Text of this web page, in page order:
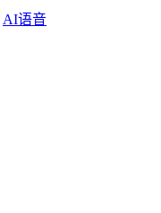
AI语音